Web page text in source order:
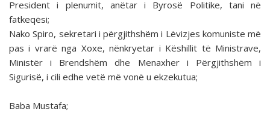
President i plenumit, anëtar i Byrosë Politike, tani në
fatkeqësi;
Nako Spiro, sekretari i përgjithshëm i Lëvizjes komuniste më
pas i vrarë nga Xoxe, nënkryetar i Këshillit të Ministrave,
Ministër i Brendshëm dhe Menaxher i Përgjithshëm i
Sigurisë, i cili edhe vetë më vonë u ekzekutua;
Baba Mustafa;